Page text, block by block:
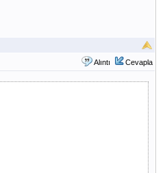
Alıntı Cevapla